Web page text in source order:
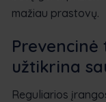
mažiau prastovų.
užtikrina
Reguliarios